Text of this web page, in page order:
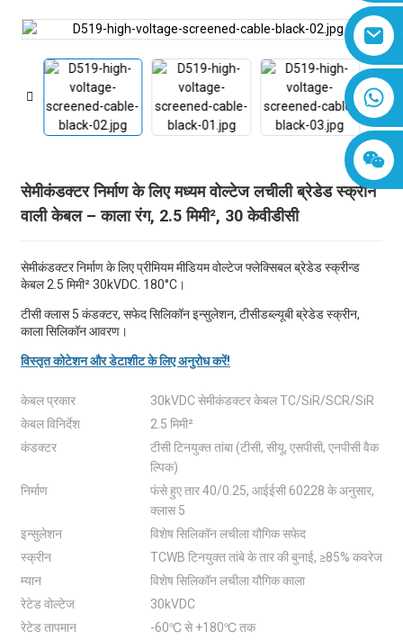
8618019377761
सेमीकंडक्टर निर्माण के लिए मध्यम वोल्टेज लचीली ब्रेडेड स्क्रीन
वाली केबल – काला रंग, 2.5 मिमी², 30 केवीडीसी
सेमीकंडक्टर निर्माण के लिए प्रीमियम मीडियम वोल्टेज फ्लेक्सिबल ब्रेडेड स्क्रीन्ड
केबल 2.5 मिमी² 30kVDC. 180°C।
टीसी क्लास 5 कंडक्टर, सफेद सिलिकॉन इन्सुलेशन, टीसीडब्ल्यूबी ब्रेडेड स्क्रीन,
काला सिलिकॉन आवरण।
विस्तृत कोटेशन और डेटाशीट के लिए अनुरोध करें!
केबल प्रकार
30kVDC सेमीकंडक्टर केबल TC/SiR/SCR/SiR
केबल विनिर्देश
2.5 मिमी²
कंडक्टर
टीसी टिनयुक्त तांबा (टीसी, सीयू, एसपीसी, एनपीसी वैक
ल्पिक)
निर्माण
फंसे हुए तार 40/0.25, आईईसी 60228 के अनुसार,
क्लास 5
इन्सुलेशन
विशेष सिलिकॉन लचीला यौगिक सफेद
स्क्रीन
TCWB टिनयुक्त तांबे के तार की बुनाई, ≥85% कवरेज
म्यान
विशेष सिलिकॉन लचीला यौगिक काला
रेटेड वोल्टेज
30kVDC
रेटेड तापमान
-60℃ से +180℃ तक